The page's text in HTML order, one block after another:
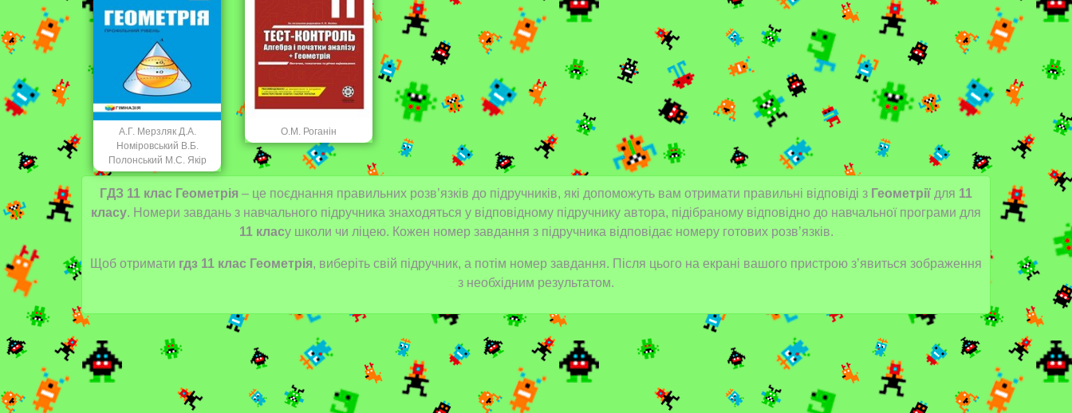
А.Г. Мерзляк Д.А.
Номіровський В.Б.
Полонський М.С. Якір
О.М. Роганін
ГДЗ 11 клас Геометрія – це поєднання правильних розв’язків до підручників, які допоможуть вам отримати правильні відповіді з Геометрії для 11
класу. Номери завдань з навчального підручника знаходяться у відповідному підручнику автора, підібраному відповідно до навчальної програми для
11 класушколи чи ліцею. Кожен номер завдання з підручника відповідає номеру готових розв’язків.
Щоб отримати гдз 11 клас Геометрія, виберіть свій підручник, а потім номер завдання. Після цього на екрані вашого пристрою з’явиться зображення
з необхідним результатом.